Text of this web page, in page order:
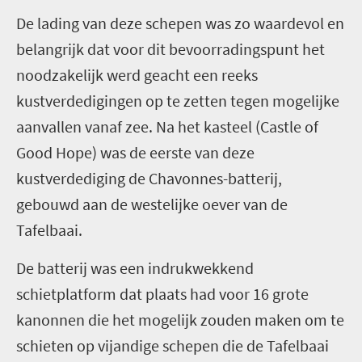
De lading van deze schepen was zo waardevol en
belangrijk dat voor dit bevoorradingspunt het
noodzakelijk werd geacht een reeks
kustverdedigingen op te zetten tegen mogelijke
aanvallen vanaf zee. Na het kasteel (Castle of
Good Hope) was de eerste van deze
kustverdediging de Chavonnes-batterij,
gebouwd aan de westelijke oever van de
Tafelbaai.
De batterij was een indrukwekkend
schietplatform dat plaats had voor 16 grote
kanonnen die het mogelijk zouden maken om te
schieten op vijandige schepen die de Tafelbaai